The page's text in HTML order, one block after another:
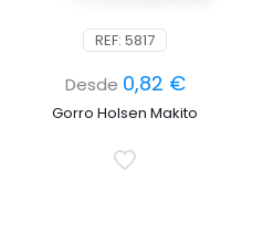
REF: 5817
Desde 0,82 €
Gorro Holsen Makito